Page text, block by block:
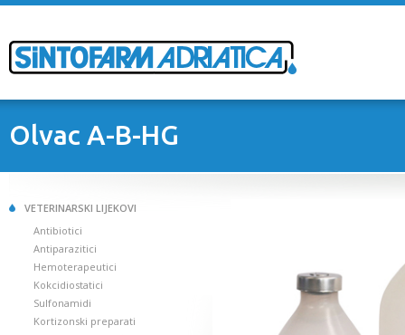
Olvac A-B-HG
VETERINARSKI LIJEKOVI
Antibiotici
Antiparazitici
Hemoterapeutici
Kokcidiostatici
Sulfonamidi
Kortizonski preparati